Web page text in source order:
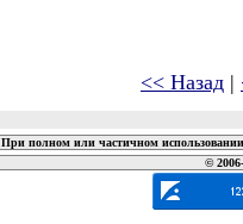
<< Назад |
При полном или частичном
©